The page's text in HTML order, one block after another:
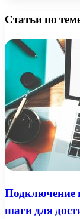
Статьи по
Подключение
шаги для